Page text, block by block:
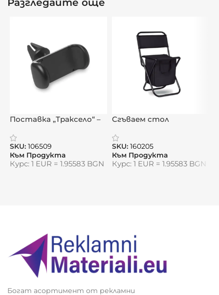
🪵 Основата: картон
280 гр/м², удължена за
брандиране
📌 Скрепване: спирала
13 листа: корица + 12 страници със снимки и
календариум
именни дни
лунни фази
зодии
Рекламни възможности:
Разгледайте още
Поставка „Траксело“ –
контрол по време на
движение
SKU: 106509
Към Продукта
Курс: 1 EUR = 1.95583 BGN
Сгъваем стол
SKU: 160205
Към Продукта
Курс: 1 EUR = 1.95583 BGN
Богат асортимент от рекламни